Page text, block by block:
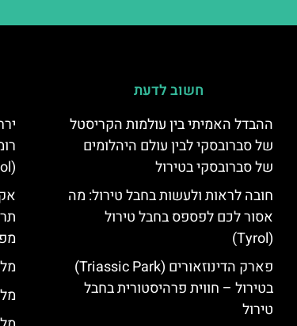
חשוב לדעת
ההבדל האמיתי בין עולמות הקריסטל
של סברובסקי לבין עולם היהלומים
של סברובסקי בטירול
חובה לראות ולעשות בחבל טירול: מה
אסור לכם לפספס בחבל טירול
(Tyrol)
פארק הדינוזאורים (Triassic Park)
בטירול – חווית פרהיסטורית בחבל
טירול
(Tyrol)
מלונות